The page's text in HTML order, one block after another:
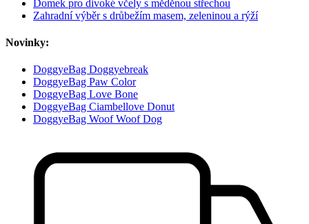
Domek pro divoké včely s měděnou střechou
Zahradní výběr s drůbežím masem, zeleninou a rýží
Novinky:
DoggyeBag Doggyebreak
DoggyeBag Paw Color
DoggyeBag Love Bone
DoggyeBag Ciambellove Donut
DoggyeBag Woof Woof Dog